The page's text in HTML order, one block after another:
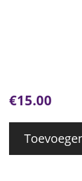
€15.00